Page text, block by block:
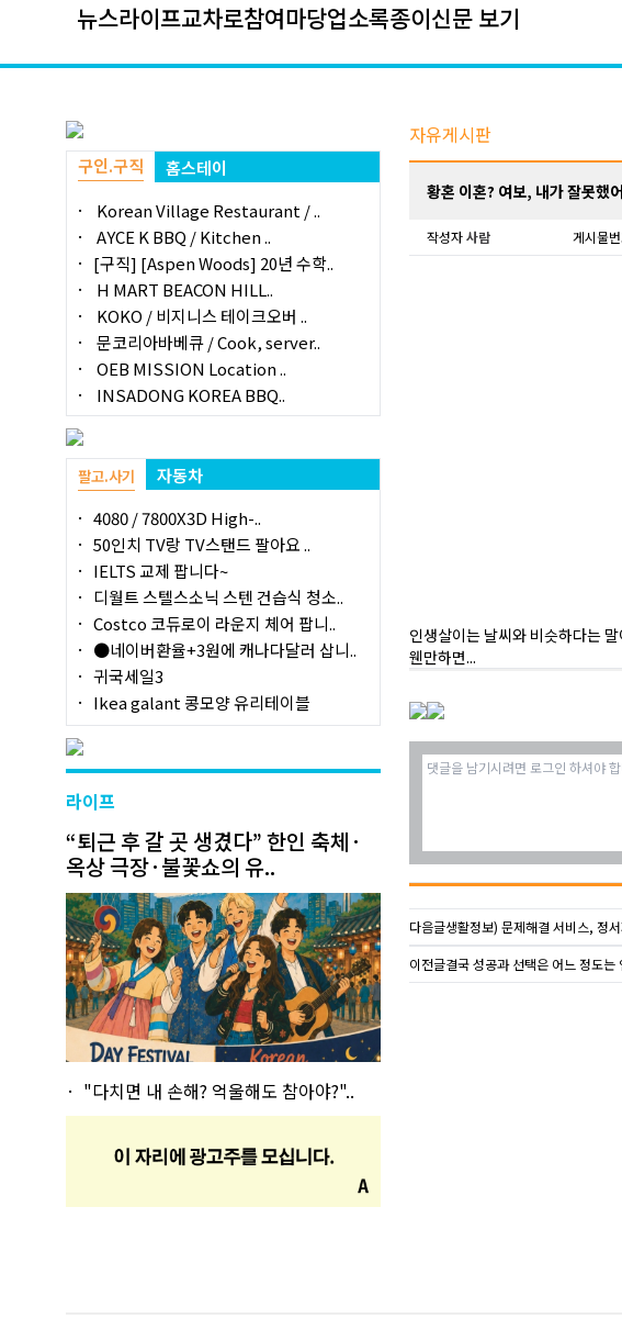
뉴스라이프교차로참여마당업소록종이신문 보기
구인.구직
홈스테이
Korean Village Restaurant / ..
AYCE K BBQ / Kitchen ..
[구직] [Aspen Woods] 20년 수학..
H MART BEACON HILL..
KOKO / 비지니스 테이크오버 ..
문코리아바베큐 / Cook, server..
OEB MISSION Location ..
INSADONG KOREA BBQ..
팔고.사기
자동차
4080 / 7800X3D High-..
50인치 TV랑 TV스탠드 팔아요 ..
IELTS 교제 팝니다~
디월트 스텔스소닉 스텐 건습식 청소..
Costco 코듀로이 라운지 체어 팝니..
●네이버환율+3원에 캐나다달러 삽니..
귀국세일3
Ikea galant 콩모양 유리테이블
라이프
“퇴근 후 갈 곳 생겼다” 한인 축체·
옥상 극장·불꽃쇼의 유..
"다치면 내 손해? 억울해도 참아야?"..
자유게시판
황혼 이혼? 여보, 내가 잘못했
작성자사람 게시물
인생살이는 날씨와 비슷하다는
웬만하면...
다음글생활정보) 문제해결 서비스, 정
이전글결국 성공과 선택은 어느 정도는